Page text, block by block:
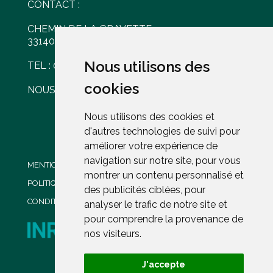
Nous utilisons des
cookies
Nous utilisons des cookies et
d'autres technologies de suivi pour
améliorer votre expérience de
navigation sur notre site, pour vous
montrer un contenu personnalisé et
des publicités ciblées, pour
analyser le trafic de notre site et
pour comprendre la provenance de
nos visiteurs.
J'accepte
Nous utilisons des
cookies
Nous utilisons des cookies et
d'autres technologies de suivi pour
améliorer votre expérience de
navigation sur notre site, pour vous
montrer un contenu personnalisé et
des publicités ciblées, pour
analyser le trafic de notre site et
pour comprendre la provenance de
nos visiteurs.
J'accepte
CONTACT :
CHEMIN DE LA GRAVETTE
33140 VILLENAVE D'ORNON
TEL : 05 56 30 77 61
NOUS ÉCRIRE
MENTIONS LÉGALES
POLITIQUE DE CONFIDENTIALITÉ
CONDITIONS GENERALES DE VENTE
PROPRIÉTÉ DE L'INRAE